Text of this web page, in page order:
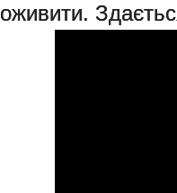
оживити.